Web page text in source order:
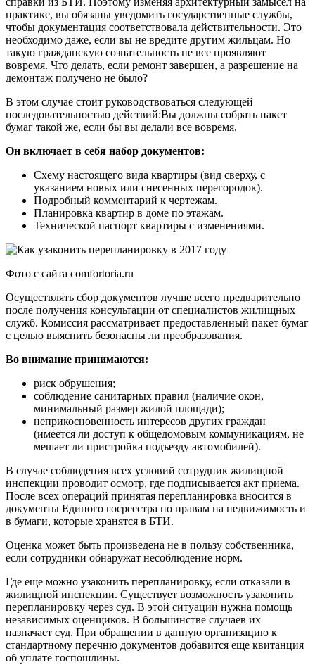
практике, вы обязаны уведомить государственные службы,
чтобы документация соответствовала действительности. Это
необходимо даже, если вы не вредите другим жильцам. Но
такую гражданскую сознательность не все проявляют
вовремя. Что делать, если ремонт завершен, а разрешение на
демонтаж получено не было?
В этом случае стоит руководствоваться следующей
последовательностью действий:Вы должны собрать пакет
бумаг такой же, если бы вы делали все вовремя.
Он включает в себя набор документов:
Схему настоящего вида квартиры (вид сверху, с
указанием новых или снесенных перегородок).
Подробный комментарий к чертежам.
Планировка квартир в доме по этажам.
Технической паспорт квартиры с изменениями.
Фото с сайта comfortoria.ru
Осуществлять сбор документов лучше всего предварительно
после получения консультации от специалистов жилищных
служб. Комиссия рассматривает предоставленный пакет бумаг
с целью выяснить безопасны ли преобразования.
Во внимание принимаются:
риск обрушения;
соблюдение санитарных правил (наличие окон,
минимальный размер жилой площади);
неприкосновенность интересов других граждан
(имеется ли доступ к общедомовым коммуникациям, не
мешает ли пристройка подъезду автомобилей).
В случае соблюдения всех условий сотрудник жилищной
инспекции проводит осмотр, где подписывается акт приема.
После всех операций принятая перепланировка вносится в
документы Единого госреестра по правам на недвижимость и
в бумаги, которые хранятся в БТИ.
Оценка может быть произведена не в пользу собственника,
если сотрудники обнаружат несоблюдение норм.
Где еще можно узаконить перепланировку, если отказали в
жилищной инспекции. Существует возможность узаконить
перепланировку через суд. В этой ситуации нужна помощь
независимых оценщиков. В большинстве случаев их
назначает суд. При обращении в данную организацию к
стандартному перечню документов добавится еще квитанция
об уплате госпошлины.